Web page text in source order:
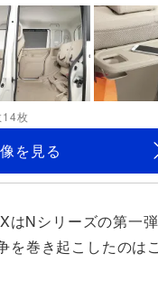
14枚
を見る
Nシリーズの第一
巻き起こしたのは